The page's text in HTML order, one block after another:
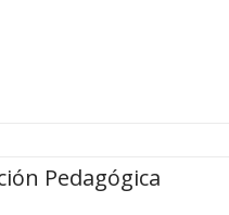
Pedagógica